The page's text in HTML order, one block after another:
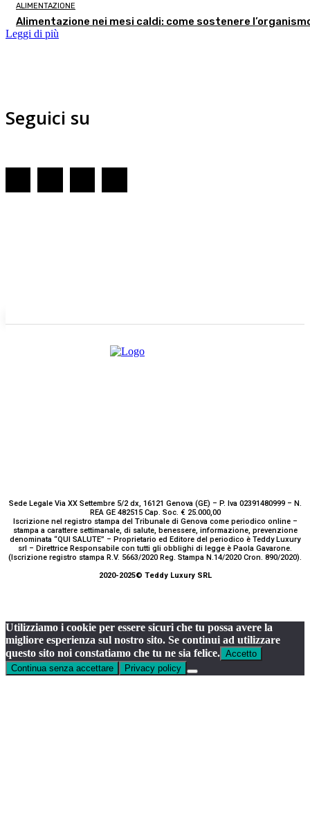
ALIMENTAZIONE
Alimentazione nei mesi caldi: come sostenere
Leggi di più
Seguici su
Sede Legale Via XX Settembre 5/2 dx, 16121 Genova (GE) – P. Iva 02391480999 – N.
REA GE 482515 Cap. Soc. € 25.000,00
Iscrizione nel registro stampa del Tribunale di Genova come periodico online –
stampa a carattere settimanale, di salute, benessere, informazione, prevenzione
denominata “QUI SALUTE” – Proprietario ed Editore del periodico è Teddy Luxury
srl – Direttrice Responsabile con tutti gli obblighi di legge è Paola Gavarone.
(Iscrizione registro stampa R.V. 5663/2020 Reg. Stampa N.14/2020 Cron. 890/2020).
2020-2025© Teddy Luxury SRL
Utilizziamo i cookie per essere sicuri che tu possa avere la
migliore esperienza sul nostro sito. Se continui ad utilizzare
questo sito noi constatiamo che tu ne sia felice. Accetto
Continua senza accettare
Privacy policy